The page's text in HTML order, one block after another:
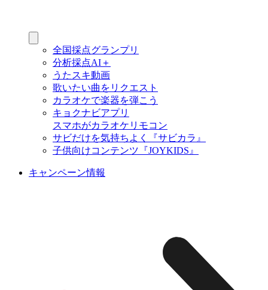
全国採点グランプリ
分析採点AI＋
うたスキ動画
歌いたい曲をリクエスト
カラオケで楽器を弾こう
キョクナビアプリ
スマホがカラオケリモコン
サビだけを気持ちよく『サビカラ』
子供向けコンテンツ『JOYKIDS』
キャンペーン情報